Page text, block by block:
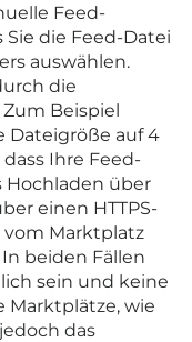
Feed-
die Feed-Datei
auswählen.
die
Beispiel
Dateigröße auf 4
Ihre Feed-
Hochladen über
einen HTTPS-
vom Marktplatz
beiden Fällen
sein und keine
Marktplätze, wie
das